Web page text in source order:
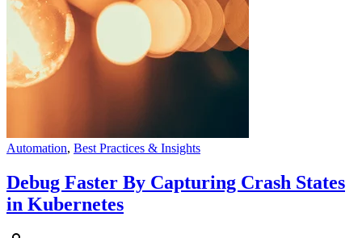
Automation, Best Practices & Insights
Debug Faster By Capturing Crash States
in Kubernetes